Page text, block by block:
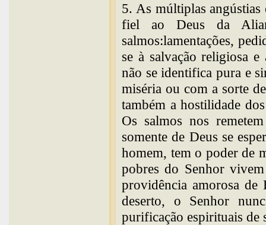
5. As múltiplas angústias
fiel ao Deus da
salmos:lamentações,
se à salvação religiosa
não se identifica pura e
miséria ou com a sorte
também a hostilidade
Os salmos nos
somente de Deus se
homem, tem o poder de
pobres do Senhor
providência amorosa de
deserto, o Senhor
purificação espirituais de